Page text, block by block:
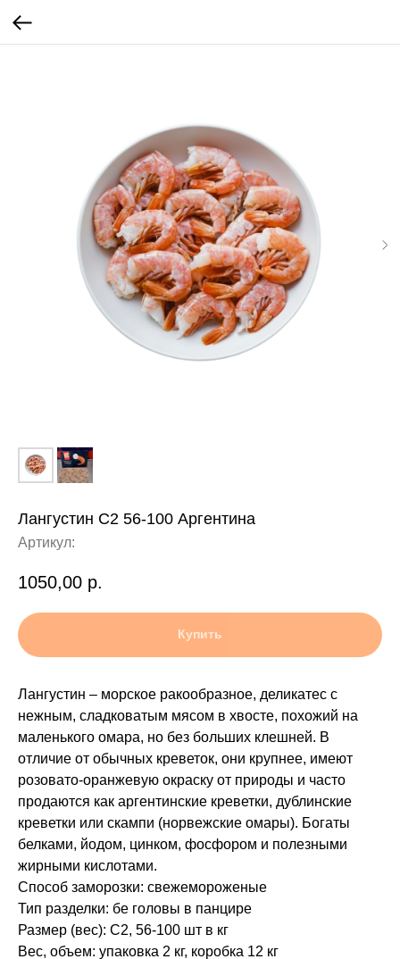
Лангустин С2 56-100 Аргентина
Артикул:
1050,00 р.
Купить
Лангустин – морское ракообразное, деликатес с
нежным, сладковатым мясом в хвосте, похожий на
маленького омара, но без больших клешней. В
отличие от обычных креветок, они крупнее, имеют
розовато-оранжевую окраску от природы и часто
продаются как аргентинские креветки, дублинские
креветки или скампи (норвежские омары). Богаты
белками, йодом, цинком, фосфором и полезными
жирными кислотами.
Способ заморозки: свежемороженые
Тип разделки: бе головы в панцире
Размер (вес): С2, 56-100 шт в кг
Вес, объем: упаковка 2 кг, коробка 12 кг